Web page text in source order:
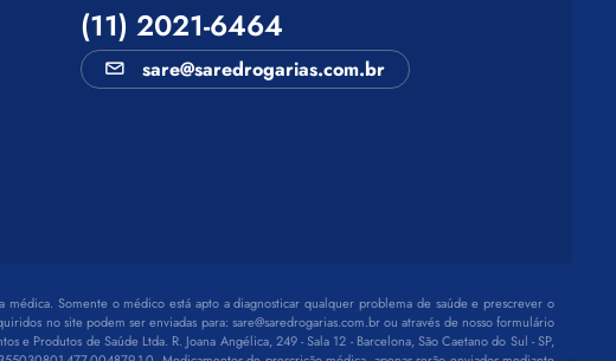
(11) 2021-6464
sare@saredrogarias.com.br
médica. Somente o médico está apto a diagnosticar qualquer problema de saúde e prescrever o
no site podem ser enviadas para: sare@saredrogarias.com.brou através de nosso formulário
Produtos de Saúde Ltda. R. Joana Angélica, 249 - Sala 12 - Barcelona, São Caetano do Sul - SP,